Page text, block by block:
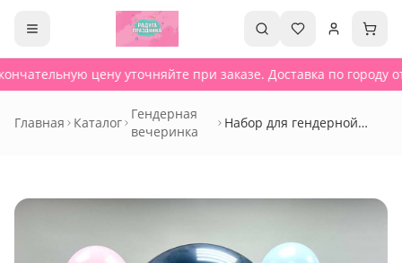
цену уточняйте при заказе. Доставка по городу
Главная Каталог
Гендерная
вечеринка
Набор для гендерной